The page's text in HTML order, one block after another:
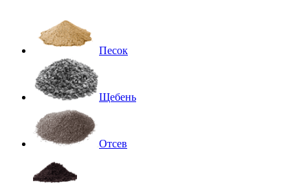
Песок
Щебень
Отсев